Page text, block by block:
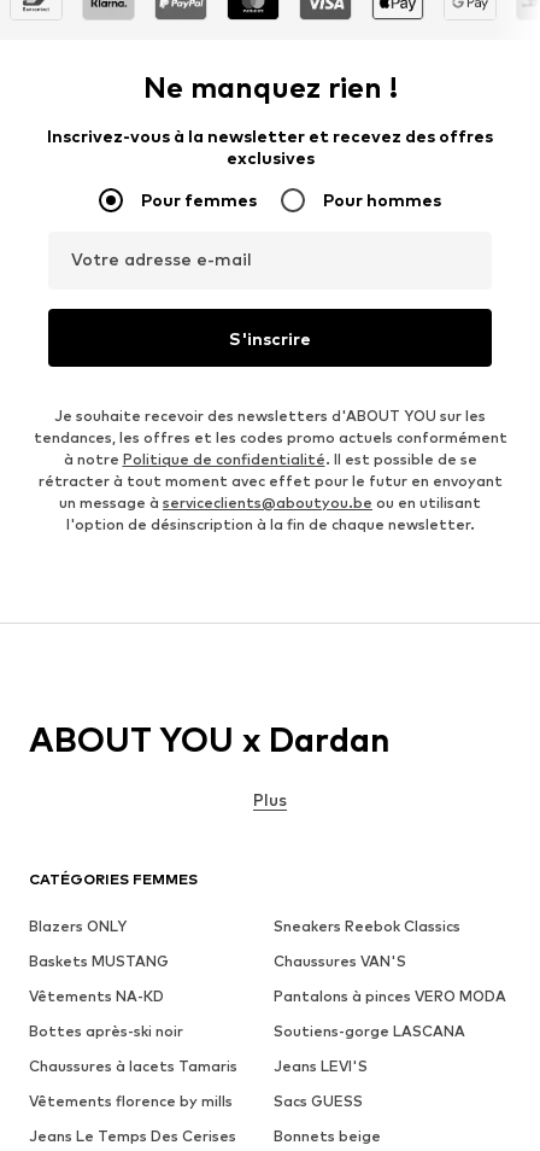
Ne manquez rien !
Inscrivez-vous à la newsletter et recevez des offres
exclusives
Pour femmes Pour hommes
Votre adresse e-mail
S'inscrire
Je souhaite recevoir des newsletters d'ABOUT YOU sur les
tendances, les offres et les codes promo actuels conformément
à notre Politique de confidentialité. Il est possible de se
rétracter à tout moment avec effet pour le futur en envoyant
un message à serviceclients@aboutyou.be ou en utilisant
l'option de désinscription à la fin de chaque newsletter.
CATÉGORIES FEMMES
Blazers ONLY
Sneakers Reebok Classics
Baskets MUSTANG
Chaussures VAN'S
Vêtements NA-KD
Pantalons à pinces VERO MODA
Bottes après-ski noir
Soutiens-gorge LASCANA
Chaussures à lacets Tamaris
Jeans LEVI'S
Vêtements florence by mills
Sacs GUESS
Jeans Le Temps Des Cerises
Bonnets beige
ABOUT YOU x Dardan
Plus